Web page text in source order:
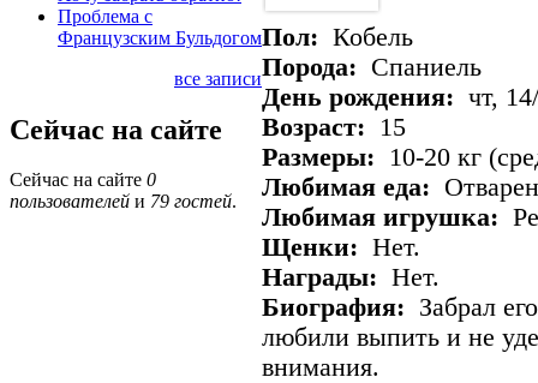
Проблема с
Французским Бульдогом
все записи
Сейчас на сайте
Сейчас на сайте 0
пользователей и 79 гостей.
Пол: Кобель
Порода: Спаниель
День рождения: чт,
Возраст:
15
Размеры:
10-20 кг
Любимая еда:
Любимая игрушка:
Щенки: Нет.
Награды: Нет.
Биография: Забрал
любили выпить и не
внимания.